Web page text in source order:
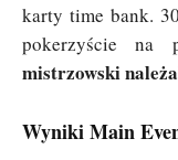
karty time bank.
pokerzyście na
mistrzowski
Wyniki Main